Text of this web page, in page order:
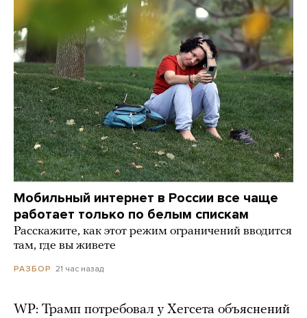
Мобильный интернет в России все чаще
работает только по белым спискам
Расскажите, как этот режим ограничений вводится
там, где вы живете
РАЗБОР 21 час назад
WP: Трамп потребовал у Хегсета объяснений